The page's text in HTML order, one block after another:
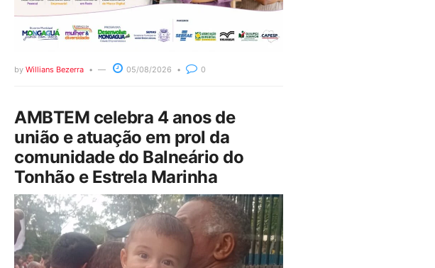
by Willians Bezerra 05/08/2026 0
AMBTEM celebra 4 anos de
união e atuação em prol da
comunidade do Balneário do
Tonhão e Estrela Marinha